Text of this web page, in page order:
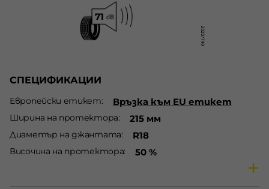
СПЕЦИФИКАЦИИ
Европейски етикет Връзка към EU етикет
Ширина на протектора 215 мм
Диаметър на джантата R18
Височина на протектора 50 %
Предназначение Гуми за леки автомобили